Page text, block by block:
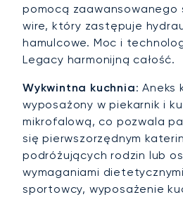
pomocą zaawansowanego
wire, który zastępuje
hamulcowe. Moc i
Legacy harmonijną całość.
Wykwintna kuchnia: Aneks
wyposażony w piekarnik i
mikrofalową, co pozwala
się pierwszorzędnym
podróżujących rodzin lub
wymaganiami
sportowcy, wyposażenie